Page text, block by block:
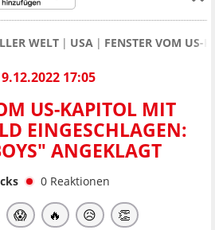
WELT USA FENSTER VOM US-
17:05
US-KAPITOL MIT
EINGESCHLAGEN:
ANGEKLAGT
0 Reaktionen
😱 🔥 😥 👏